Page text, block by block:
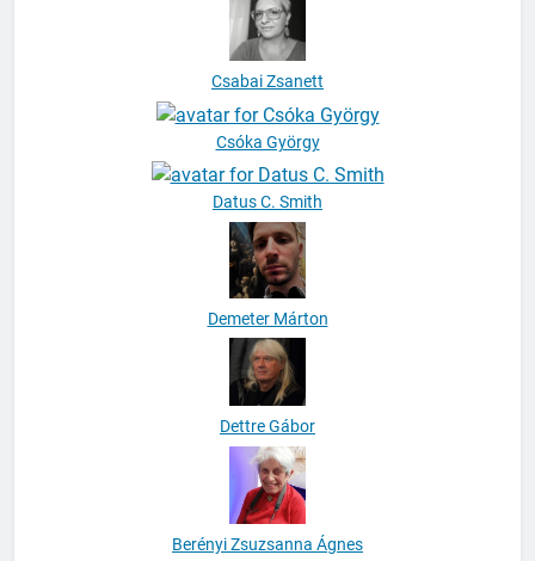
Csabai Zsanett
Csóka György
Datus C. Smith
Demeter Márton
Dettre Gábor
Berényi Zsuzsanna Ágnes